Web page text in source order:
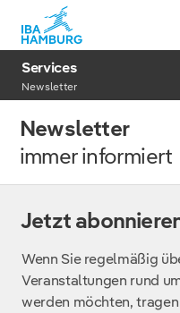
Services
Newsletter
Newsletter
immer informiert
Jetzt
Wenn Sie regelmäßig
Veranstaltungen rund
werden möchten,